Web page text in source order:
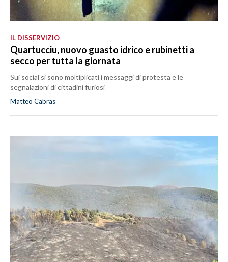
IL DISSERVIZIO
Quartucciu, nuovo guasto idrico e rubinetti a
secco per tutta la giornata
Sui social si sono moltiplicati i messaggi di protesta e le
segnalazioni di cittadini furiosi
Matteo Cabras